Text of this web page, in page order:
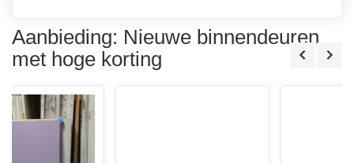
Aanbieding: Nieuwe binnendeuren
met hoge korting